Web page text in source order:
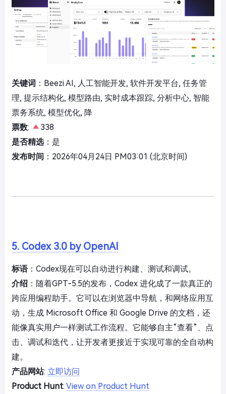
关键词 ：Beezi AI, 人工智能开发, 软件开发平台, 任务管
理, 提示结构化, 模型路由, 实时成本跟踪, 分析中心, 智能
票务系统, 模型优化, 降
票数:
338
是否精选：是
发布时间 ：2026年04月24日 PM03:01 (北京时间)
5. Codex 3.0 by OpenAI
标语：Codex现在可以自动进行构建、测试和调试。
介绍 ：随着GPT-5.5的发布，Codex 进化成了一款真正的
跨应用编程助手。它可以在浏览器中导航，和网络应用互
动，生成 Microsoft Office 和 Google Drive 的文档，还
能像真实用户一样测试工作流程。它能够自主“查看”、点
击、调试和迭代，让开发者更接近于实现可靠的全自动构
建。
产品网站: 立即访问
Product Hunt: View on Product Hunt